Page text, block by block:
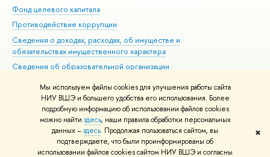
Мы используем файлы cookies для улучшения работы сайта
НИУ ВШЭ и большего удобства его использования. Более
подробную информацию об использовании файлов cookies
можно найти здесь, наши правила обработки персональных
данных –здесь. Продолжая пользоваться сайтом, вы
подтверждаете, что были проинформированы об
использовании файлов cookies сайтом НИУ ВШЭ и согласны
✖
Фонд целевого капитала
Противодействие коррупции
Сведения о доходах, расходах, об имуществе и
обязательствах имущественного характера
Сведения об образовательной организации
Людям с ограниченными возможностями здоровья
Единая платежная страница
Работа в Вышке
© НИУ ВШЭ 1993–2026 Адреса и контакты Условия использования